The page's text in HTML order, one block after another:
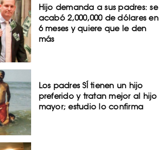
Hijo demanda a sus padres: se
acabó 2,000,000 de dólares en
6 meses y quiere que le den
más
Los padres SÍ tienen un hijo
preferido y tratan mejor al hijo
mayor; estudio lo confirma